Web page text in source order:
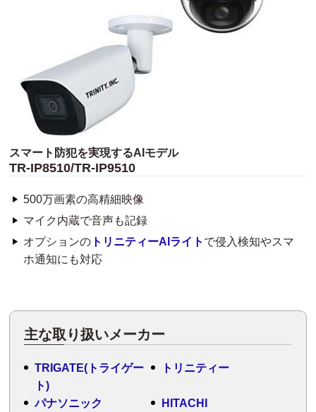
スマート防犯を実現するAIモデル
TR-IP8510/TR-IP9510
500万画素の高精細映像
マイク内蔵で音声も記録
オプションの トリニティーAIライト で侵入検知やスマ
ホ通知にも対応
主な取り扱いメーカー
TRIGATE(トライゲー
ト)
トリニティー
パナソニック
HITACHI